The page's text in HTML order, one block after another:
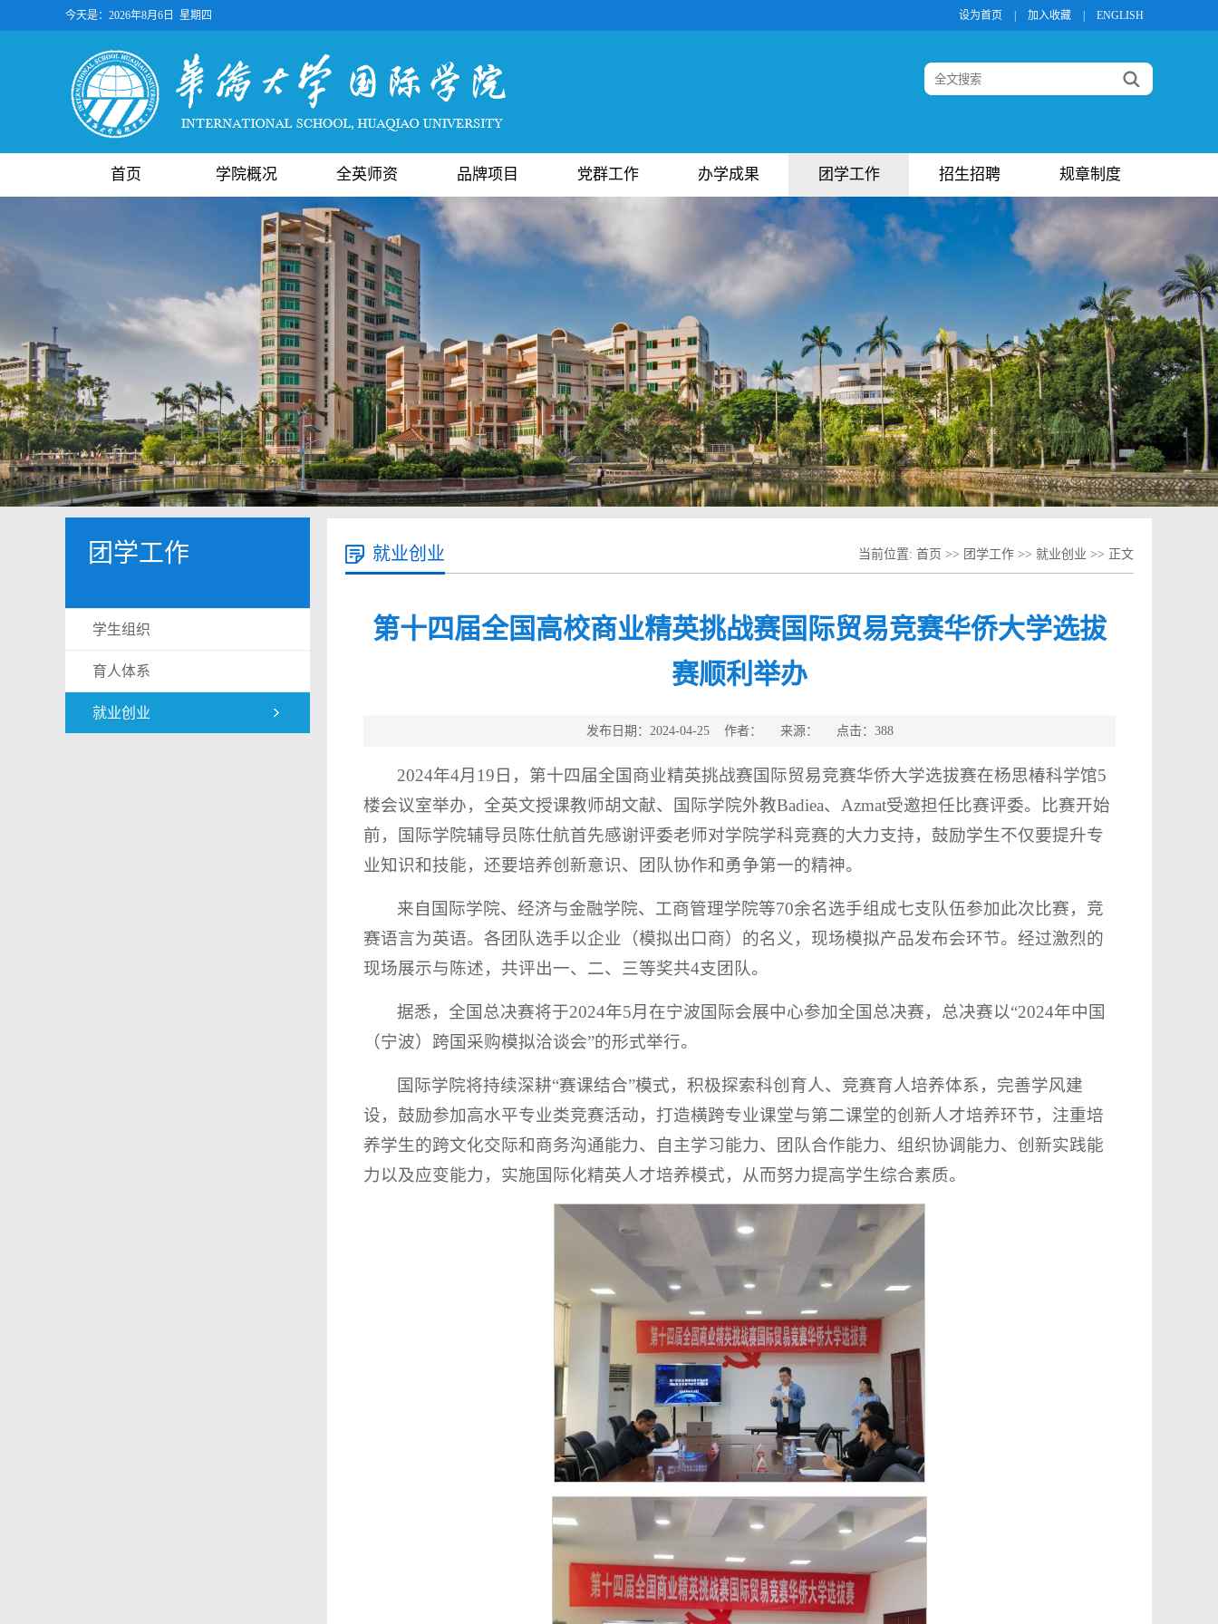
今天是： 2026年8月6日 星期四 设为首页 加入收藏 ENGLISH
首页 学院概况 全英师资 品牌项目 党群工作 办学成果 团学工作 招生招聘 规章制度
团学工作
学生组织
育人体系
就业创业
就业创业 当前位置: 首页 >> 团学工作 >> 就业创业 >> 正文
第十四届全国高校商业精英挑战赛国际贸易竞赛华侨大学选拔
赛顺利举办
发布日期：2024-04-25 作者： 来源： 点击： 388
2024年4月19日，第十四届全国商业精英挑战赛国际贸易竞赛华侨大学选拔赛在杨思椿科学馆5
楼会议室举办，全英文授课教师胡文献、国际学院外教Badiea、Azmat受邀担任比赛评委。比赛开始
前，国际学院辅导员陈仕航首先感谢评委老师对学院学科竞赛的大力支持，鼓励学生不仅要提升专
业知识和技能，还要培养创新意识、团队协作和勇争第一的精神。
来自国际学院、经济与金融学院、工商管理学院等70余名选手组成七支队伍参加此次比赛，竞
赛语言为英语。各团队选手以企业（模拟出口商）的名义，现场模拟产品发布会环节。经过激烈的
现场展示与陈述，共评出一、二、三等奖共4支团队。
据悉，全国总决赛将于2024年5月在宁波国际会展中心参加全国总决赛，总决赛以“2024年中国
（宁波）跨国采购模拟洽谈会”的形式举行。
国际学院将持续深耕“赛课结合”模式，积极探索科创育人、竞赛育人培养体系，完善学风建
设，鼓励参加高水平专业类竞赛活动，打造横跨专业课堂与第二课堂的创新人才培养环节，注重培
养学生的跨文化交际和商务沟通能力、自主学习能力、团队合作能力、组织协调能力、创新实践能
力以及应变能力，实施国际化精英人才培养模式，从而努力提高学生综合素质。